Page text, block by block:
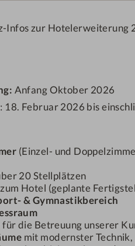
Infos zur Hotelerweiterung
Anfang Oktober 2026
: 18. Februar 2026 bis
(Einzel- und
20 Stellplätzen
Hotel (geplante
& Gymnastikbereich
für die Betreuung unserer
mit modernster Technik,
Balkon
und kostenloses W-LAN
und Föhn